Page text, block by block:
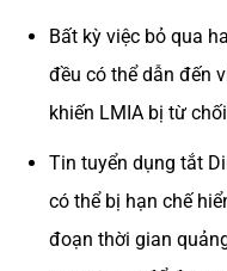
Bất kỳ việc bỏ qua
đều có thể dẫn đến
khiến LMIA bị từ
Tin tuyển dụng tắt
có thể bị hạn chế
đoạn thời gian